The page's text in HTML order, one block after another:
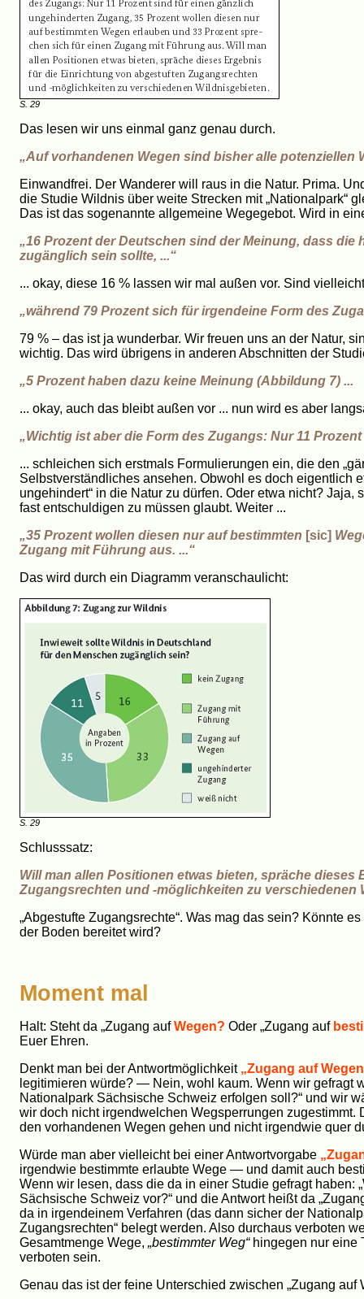
S. 29
Das lesen wir uns einmal ganz genau durch.
„Auf vorhandenen Wegen sind bisher alle potenziellen
Einwandfrei. Der Wanderer will raus in die Natur. Prima.
die Studie Wildnis über weite Strecken mit „Nationalpark“
Das ist das sogenannte allgemeine Wegegebot. Wird in
„16 Prozent der Deutschen sind der Meinung, dass
zugänglich sein sollte, ...“
... okay, diese 16 % lassen wir mal außen vor. Sind
„während 79 Prozent sich für irgendeine Form des
79 % – das ist ja wunderbar. Wir freuen uns an der Natur,
wichtig. Das wird übrigens in anderen Abschnitten der
„5 Prozent haben dazu keine Meinung (Abbildung 7) ...
... okay, auch das bleibt außen vor ... nun wird es aber
„Wichtig ist aber die Form des Zugangs: Nur 11
... schleichen sich erstmals Formulierungen ein, die den
Selbstverständliches ansehen. Obwohl es doch eigentlich
ungehindert“ in die Natur zu dürfen. Oder etwa nicht?
fast entschuldigen zu müssen glaubt. Weiter ...
„35 Prozent wollen diesen nur auf bestimmten [sic]
Zugang mit Führung aus. ...“
Das wird durch ein Diagramm veranschaulicht:
S. 29
Schlusssatz:
Will man allen Positionen etwas bieten, spräche
Zugangsrechten und -möglichkeiten zu verschiedenen
„Abgestufte Zugangsrechte“. Was mag das sein? Könnte
der Boden bereitet wird?
Moment mal
Halt: Steht da „Zugang aufWegen? Oder „Zugang auf
Euer Ehren.
Denkt man bei der Antwortmöglichkeit „Zugang auf
legitimieren würde? — Nein, wohl kaum. Wenn wir gefragt
Nationalpark Sächsische Schweiz erfolgen soll?“ und wir
wir doch nicht irgendwelchen Wegsperrungen
den vorhandenen Wegen gehen und nicht irgendwie quer
Würde man aber vielleicht bei einer Antwortvorgabe
irgendwie bestimmte erlaubte Wege — und damit auch
Wenn wir lesen, dass die da in einer Studie gefragt haben:
Sächsische Schweiz vor?“ und die Antwort heißt da
da in irgendeinem Verfahren (das dann sicher der
Zugangsrechten“ belegt werden. Also durchaus verboten
Gesamtmenge Wege, „bestimmter Weg“hingegen nur eine
verboten sein.
Genau das ist der feine Unterschied zwischen „Zugang auf